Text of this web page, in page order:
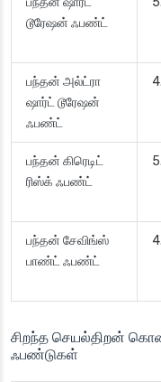
டூரேஷன் ஃபண்ட்
பந்தன் அல்ட்ரா
ஷார்ட் டூரேஷன்
ஃபண்ட்
பந்தன் கிரெடிட்
ரிஸ்க் ஃபண்ட்
பந்தன் சேவிங்ஸ்
பாண்ட் ஃபண்ட்
சிறந்த செயல்திறன்
ஃபண்டுகள்